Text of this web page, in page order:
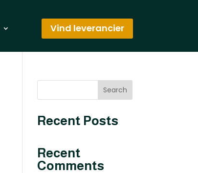
Vind leverancier
Search
Recent Posts
Recent
Comments